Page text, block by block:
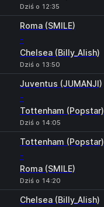
Dziś o 12:35
Roma (SMILE)
-
Chelsea (Billy_Alish)
Dziś o 13:50
Juventus (JUMANJI)
-
Tottenham (Popstar)
Dziś o 14:05
Tottenham (Popstar)
-
Roma (SMILE)
Dziś o 14:20
Chelsea (Billy_Alish)